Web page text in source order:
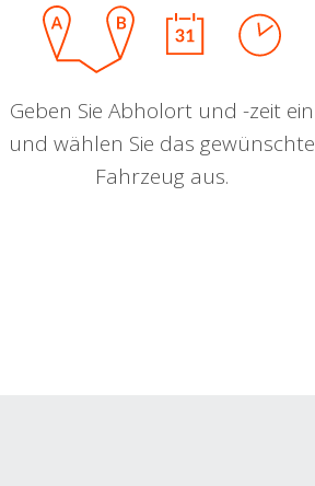
Geben Sie Abholort und -zeit ein
und wählen Sie das gewünschte
Fahrzeug aus.